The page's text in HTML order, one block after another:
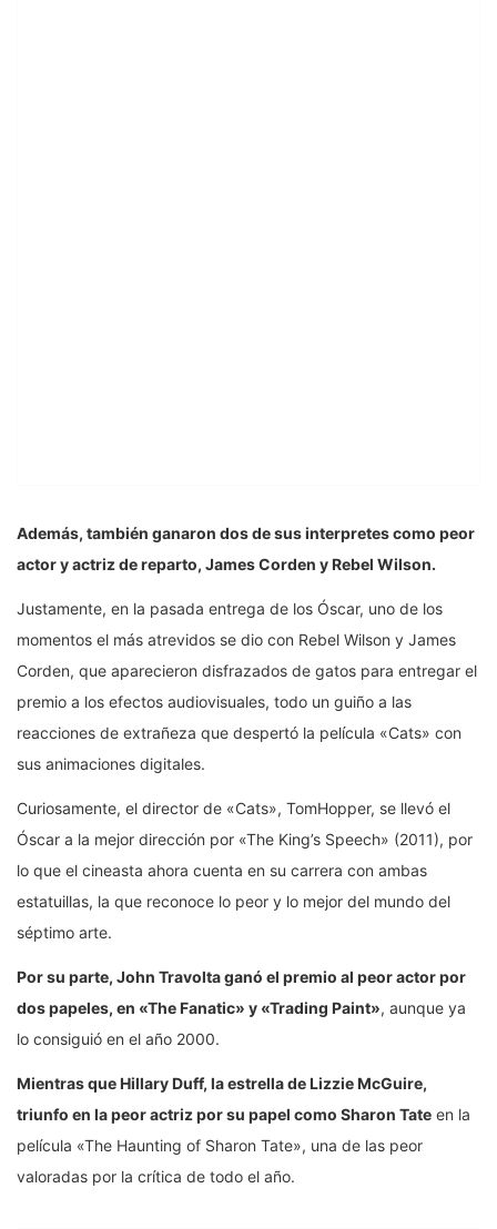
Además, también ganaron dos de sus interpretes como peor
actor y actriz de reparto, James Corden y Rebel Wilson.
Justamente, en la pasada entrega de los Óscar, uno de los
momentos el más atrevidos se dio con Rebel Wilson y James
Corden, que aparecieron disfrazados de gatos para entregar el
premio a los efectos audiovisuales, todo un guiño a las
reacciones de extrañeza que despertó la película «Cats» con
sus animaciones digitales.
Curiosamente, el director de «Cats», TomHopper, se llevó el
Óscar a la mejor dirección por «The King’s Speech» (2011), por
lo que el cineasta ahora cuenta en su carrera con ambas
estatuillas, la que reconoce lo peor y lo mejor del mundo del
séptimo arte.
Por su parte, John Travolta ganó el premio al peor actor por
dos papeles, en «The Fanatic» y «Trading Paint», aunque ya
lo consiguió en el año 2000.
Mientras que Hillary Duff, la estrella de Lizzie McGuire,
triunfo en la peor actriz por su papel como Sharon Tate en la
película «The Haunting of Sharon Tate», una de las peor
valoradas por la crítica de todo el año.